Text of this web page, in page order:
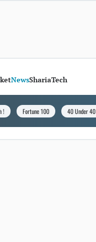
NewsShariaTech
! Fortune 100 40 Under 40